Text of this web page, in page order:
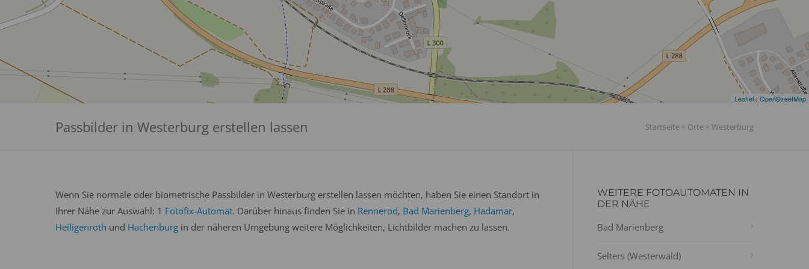
Leaflet| OpenStreetMap
Passbilder in Westerburg erstellen lassen Startseite > Orte > Westerburg
Wenn Sie normale oder biometrische Passbilder in Westerburg erstellen lassen möchten, haben Sie einen Standort in
Ihrer Nähe zur Auswahl: 1 Fotofix-Automat. Darüber hinaus finden Sie in Rennerod, Bad Marienberg, Hadamar,
Heiligenroth und Hachenburg in der näheren Umgebung weitere Möglichkeiten, Lichtbilder machen zu lassen.
WEITERE FOTOAUTOMATEN IN
DER NÄHE
Bad Marienberg
Selters (Westerwald)